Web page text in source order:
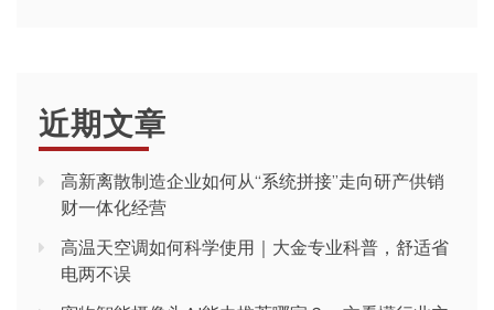
近期文章
高新离散制造企业如何从“系统拼接”走向研产供销
财一体化经营
高温天空调如何科学使用｜大金专业科普，舒适省
电两不误